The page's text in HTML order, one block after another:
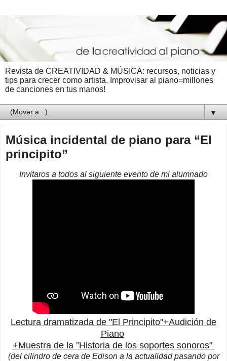
Revista de CREATIVIDAD & MÚSICA: recursos, noticias y
tips para crecer como artista. Improvisar al piano=millones
de canciones en tus manos!
▼
Música incidental de piano para “El
principito”
Invitaros a todos al siguiente evento de mi alumnado
Lectura dramatizada de "El Principito"+Audición de
Piano
+Muestra de la ”Historia de los soportes sonoros"
(del cilindro de cera de Edison a la actualidad pasando por